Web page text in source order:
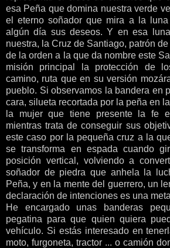
esa Peña que domina nuestra verde
el eterno soñador que mira a la
algún día sus deseos. Y en esa
nuestra, la Cruz de Santiago, patrón
de la orden a la que da nombre este
misión principal la protección de
camino, ruta que en su versión
pueblo. Si observamos la bandera en
cara, silueta recortada por la peña en
la mujer que tiene presente la fe
mientras trata de conseguir sus
este caso por la pequeña cruz a la
se transforma en espada cuando
posición vertical, volviendo a
soñador de piedra que anhela la
Peña, y en la mente del guerrero, un
declaración de intenciones es una
He encargado unas banderas
pegatina para que quien quiera
vehículo. Si estás interesado en
moto, furgoneta, tractor ... o camión